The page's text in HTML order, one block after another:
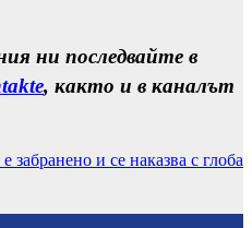
ни последвайте в
, както и в каналът
забранено и се наказва с глоба